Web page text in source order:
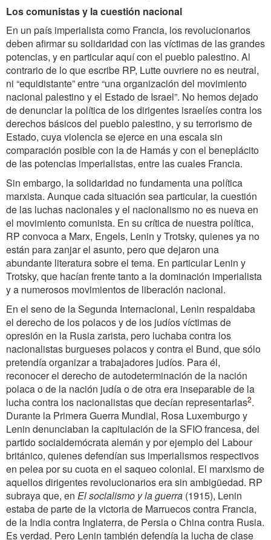
Los comunistas y la cuestión nacional
En un país imperialista como Francia, los revolucionarios
deben afirmar su solidaridad con las víctimas de las grandes
potencias, y en particular aquí con el pueblo palestino. Al
contrario de lo que escribe RP, Lutte ouvriere no es neutral,
ni “equidistante” entre “una organización del movimiento
nacional palestino y el Estado de Israel”. No hemos dejado
de denunciar la política de los dirigentes israelíes contra los
derechos básicos del pueblo palestino, y su terrorismo de
Estado, cuya violencia se ejerce en una escala sin
comparación posible con la de Hamás y con el beneplácito
de las potencias imperialistas, entre las cuales Francia.
Sin embargo, la solidaridad no fundamenta una política
marxista. Aunque cada situación sea particular, la cuestión
de las luchas nacionales y el nacionalismo no es nueva en
el movimiento comunista. En su crítica de nuestra política,
RP convoca a Marx, Engels, Lenin y Trotsky, quienes ya no
están para zanjar el asunto, pero que dejaron una
abundante literatura sobre el tema. En particular Lenin y
Trotsky, que hacían frente tanto a la dominación imperialista
y a numerosos movimientos de liberación nacional.
En el seno de la Segunda Internacional, Lenin respaldaba
el derecho de los polacos y de los judíos víctimas de
opresión en la Rusia zarista, pero luchaba contra los
nacionalistas burgueses polacos y contra el Bund, que sólo
pretendía organizar a trabajadores judíos. Para él,
reconocer el derecho de autodeterminación de la nación
polaca o de la nación judía o de otra era inseparable de la
lucha contra los nacionalistas que decían representarlas2.
Durante la Primera Guerra Mundial, Rosa Luxemburgo y
Lenin denunciaban la capitulación de la SFIO francesa, del
partido socialdemócrata alemán y por ejemplo del Labour
británico, quienes defendían sus imperialismos respectivos
en pelea por su cuota en el saqueo colonial. El marxismo de
aquellos dirigentes revolucionarios era sin ambigüedad. RP
subraya que, en El socialismo y la guerra (1915), Lenin
estaba de parte de la victoria de Marruecos contra Francia,
de la India contra Inglaterra, de Persia o China contra Rusia.
Es verdad. Pero Lenin también defendía la lucha de clase